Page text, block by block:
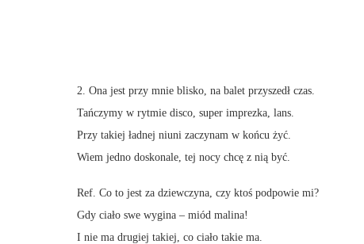
2. Ona jest przy mnie blisko, na balet przyszedł czas.
Tańczymy w rytmie disco, super imprezka, lans.
Przy takiej ładnej niuni zaczynam w końcu żyć.
Wiem jedno doskonale, tej nocy chcę z nią być.
Ref. Co to jest za dziewczyna, czy ktoś podpowie mi?
Gdy ciało swe wygina – miód malina!
I nie ma drugiej takiej, co ciało takie ma.